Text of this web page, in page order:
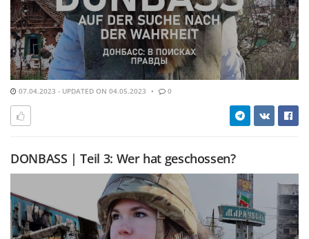
07.04.2023 - UPDATED ON 04.05.2023 0
DONBASS | Teil 3: Wer hat geschossen?